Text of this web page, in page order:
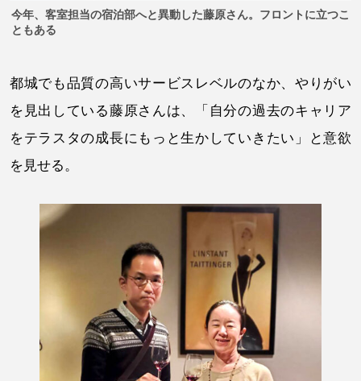
今年、客室担当の宿泊部へと異動した藤原さん。フロントに立つこ
ともある
都城でも品質の高いサービスレベルのなか、やりがい
を見出している藤原さんは、「自分の過去のキャリア
をテラスタの成長にもっと生かしていきたい」と意欲
を見せる。